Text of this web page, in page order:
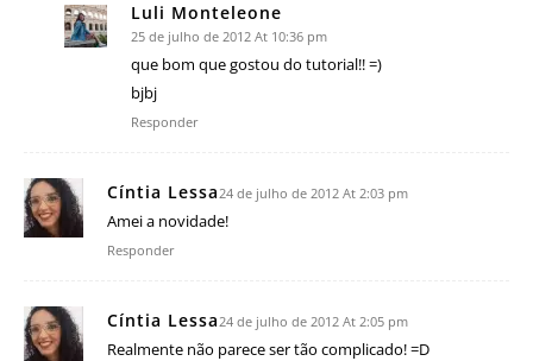
Luli Monteleone
25 de julho de 2012 At 10:36 pm
que bom que gostou do tutorial!! =)
bjbj
Responder
Cíntia Lessa 24 de julho de 2012 At 2:03 pm
Amei a novidade!
Responder
Cíntia Lessa 24 de julho de 2012 At 2:05 pm
Realmente não parece ser tão complicado! =D